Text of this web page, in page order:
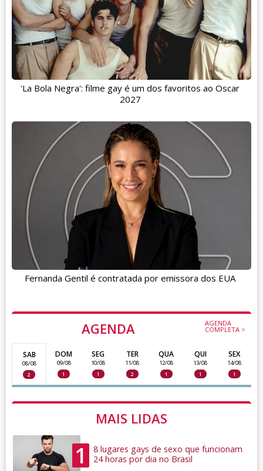
AGENDA AGENDA
COMPLETA >
SAB
08/08
2
DOM
09/08
1
SEG
10/08
1
TER
11/08
2
QUA
12/08
1
QUI
13/08
1
SEX
14/08
1
MAIS LIDAS
1
8 lugares gays de sexo que funcionam
24 horas por dia no Brasil
'La Bola Negra': filme gay é um dos favoritos ao Oscar
2027
Fernanda Gentil é contratada por emissora dos EUA